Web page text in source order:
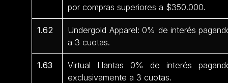
por compras superiores a $350.000.
1.62
Undergold Apparel: 0% de interés
a 3 cuotas.
1.63
Virtual Llantas 0% de interés
exclusivamente a 3 cuotas.